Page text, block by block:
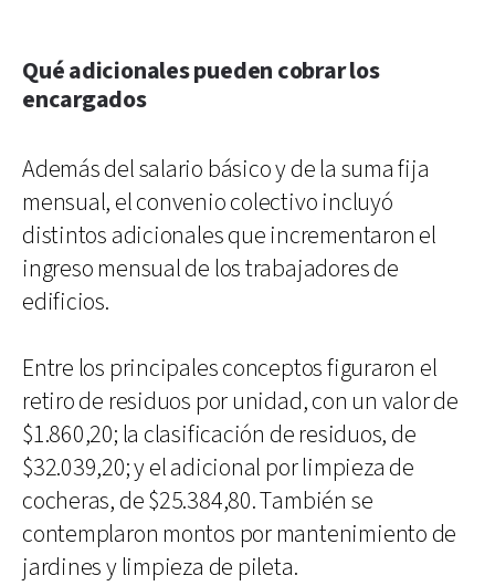
Qué adicionales pueden cobrar los
encargados
Además del salario básico y de la suma fija
mensual, el convenio colectivo incluyó
distintos adicionales que incrementaron el
ingreso mensual de los trabajadores de
edificios.
Entre los principales conceptos figuraron el
retiro de residuos por unidad, con un valor de
$1.860,20; la clasificación de residuos, de
$32.039,20; y el adicional por limpieza de
cocheras, de $25.384,80. También se
contemplaron montos por mantenimiento de
jardines y limpieza de pileta.